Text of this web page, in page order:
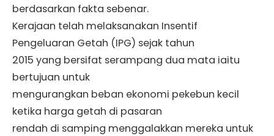
berdasarkan fakta sebenar.
Kerajaan telah melaksanakan Insentif
Pengeluaran Getah (IPG) sejak tahun
2015 yang bersifat serampang dua mata iaitu
bertujuan untuk
mengurangkan beban ekonomi pekebun kecil
ketika harga getah di pasaran
rendah di samping menggalakkan mereka untuk